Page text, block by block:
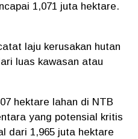
1,071 juta hektare.
laju kerusakan hutan
luas kawasan atau
hektare lahan di NTB
yang potensial kritis
dari 1,965 juta hektare